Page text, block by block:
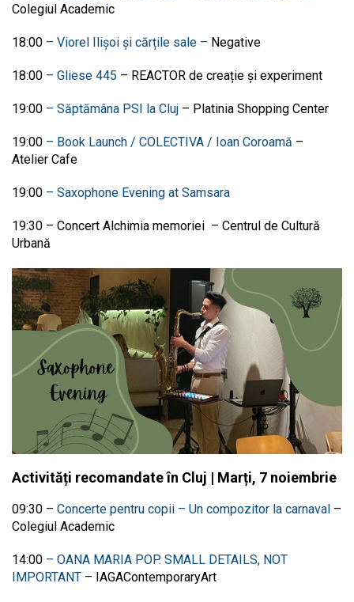
Colegiul Academic
18:00 – Viorel Ilișoi și cărțile sale – Negative
18:00 – Gliese 445 – REACTOR de creație și experiment
19:00 – Săptămâna PSI la Cluj – Platinia Shopping Center
19:00 – Book Launch / COLECTIVA / Ioan Coroamă –
Atelier Cafe
19:00 – Saxophone Evening at Samsara
19:30 – Concert Alchimia memoriei – Centrul de Cultură
Urbană
Activități recomandate în Cluj | Marți, 7 noiembrie
09:30 – Concerte pentru copii – Un compozitor la carnaval –
Colegiul Academic
14:00 – OANA MARIA POP. SMALL DETAILS, NOT
IMPORTANT – IAGAContemporaryArt